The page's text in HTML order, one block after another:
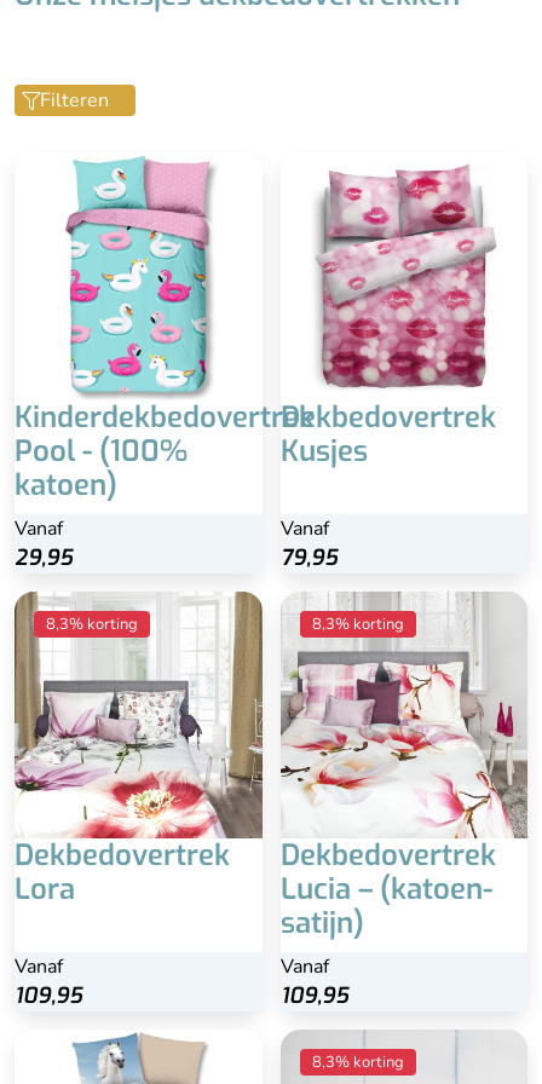
Filteren
Kinderdekbedovertrek
Pool - (100%
katoen)
Vanaf
29,95
Dekbedovertrek
Kusjes
Vanaf
79,95
8,3% korting
Dekbedovertrek
Lora
Vanaf
109,95
8,3% korting
Dekbedovertrek
Lucia – (katoen-
satijn)
Vanaf
109,95
Beste keuze
8,3% korting